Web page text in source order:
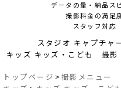
データの量・納品ス
撮影料金の満足
スタッフ対応
スタジオ キャプチャ
キッズ キッズ・こども 撮影
トップページ > 撮影メニュー